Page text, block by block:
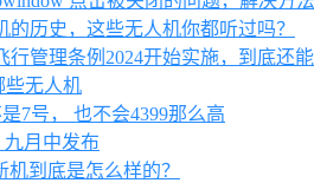
的历史，这些无人机你都听过吗？
行管理条例2024开始实施，到底还
些无人机
7号， 也不会4399那么高
九月中发布
到底是怎么样的？